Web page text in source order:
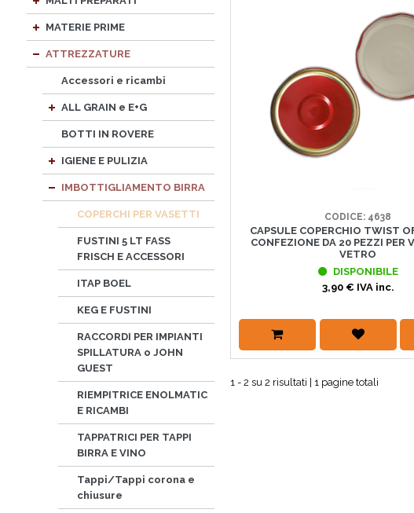
MATERIE PRIME
ATTREZZATURE
Accessori e ricambi
ALL GRAIN e E+G
BOTTI IN ROVERE
IGIENE E PULIZIA
IMBOTTIGLIAMENTO BIRRA
COPERCHI PER VASETTI
FUSTINI 5 LT FASS
FRISCH E ACCESSORI
ITAP BOEL
KEG E FUSTINI
RACCORDI PER IMPIANTI
SPILLATURA o JOHN
GUEST
RIEMPITRICE ENOLMATIC
E RICAMBI
TAPPATRICI PER TAPPI
BIRRA E VINO
Tappi/Tappi corona e
chiusure
CODICE: 4638
CAPSULE COPERCHIO TWIST
CONFEZIONE DA 20 PEZZI PER
VETRO
DISPONIBILE
3,90 € IVA inc.
1 - 2 su 2 risultati | 1 pagine totali